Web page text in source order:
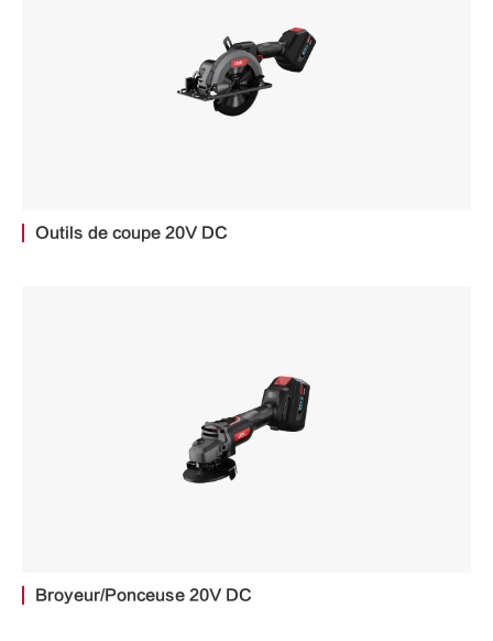
Outils de coupe 20V DC
Broyeur/Ponceuse 20V DC